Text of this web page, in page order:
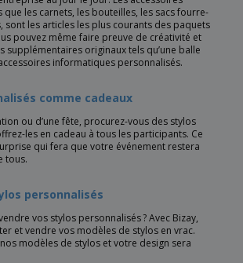
que les carnets, les bouteilles, les sacs fourre-
sont les articles les plus courants des paquets
pouvez même faire preuve de créativité et
supplémentaires originaux tels qu’une balle
informatiques personnalisés.
comme cadeaux
ou d’une fête, procurez-vous des stylos
les en cadeau à tous les participants. Ce
qui fera que votre événement restera
tous.
personnalisés
vos stylos personnalisés ? Avec Bizay,
et vendre vos modèles de stylos en vrac.
nos modèles de stylos et votre design sera